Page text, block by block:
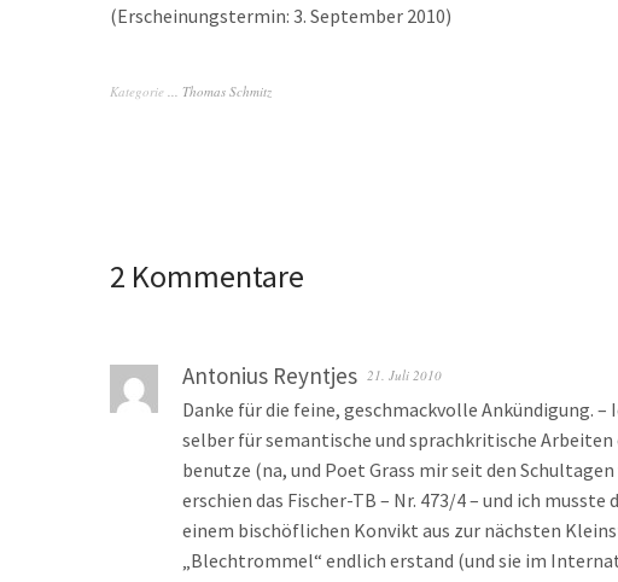
(Erscheinungstermin: 3. September 2010)
Kategorie ... Thomas Schmitz
2 Kommentare
Antonius Reyntjes 21. Juli 2010
Danke für die feine, geschmackvolle Ankündigung. –
selber für semantische und sprachkritische Arbeiten
benutze (na, und Poet Grass mir seit den
erschien das Fischer-TB – Nr. 473/4 – und ich
einem bischöflichen Konvikt aus zur nächsten
„Blechtrommel“ endlich erstand (und sie im